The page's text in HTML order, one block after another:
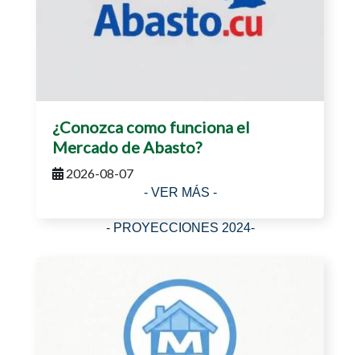
¿Conozca como funciona el
Mercado de Abasto?
2026-08-07
- VER MÁS -
- PROYECCIONES 2024-